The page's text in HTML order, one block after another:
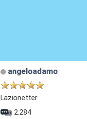
angeloadamo
Lazionetter
2.284